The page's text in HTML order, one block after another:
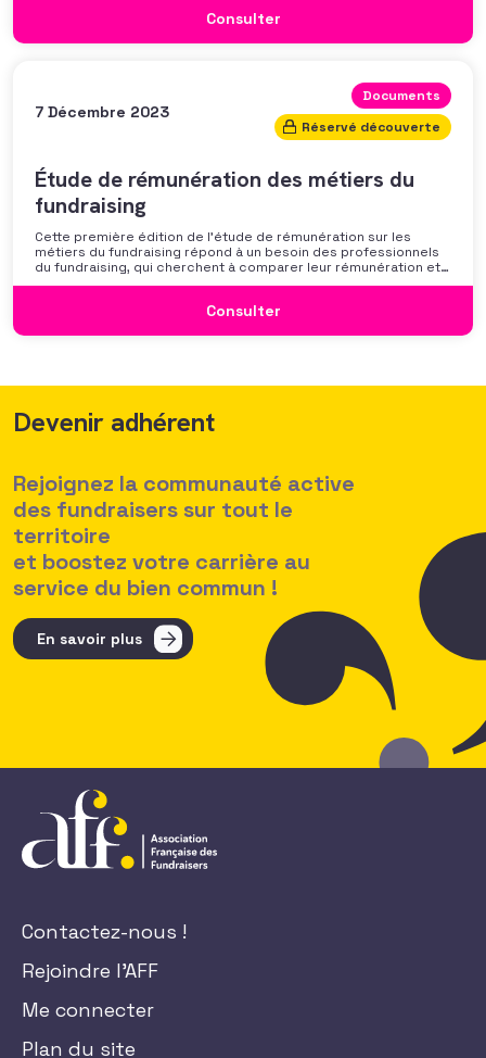
discussion autour des mécanismes
Consulter
7 Décembre 2023
Documents
Réservé découverte
Étude de rémunération des métiers du
fundraising
Cette première édition de l’étude de rémunération sur les
métiers du fundraising répond à un besoin des professionnels
du fundraising, qui cherchent à comparer leur rémunération et à
se positionner. Elle répond également à une préoccupation
des politiques salariales comme un enjeu majeur,
Consulter
Devenir adhérent
Rejoignez la communauté active
des fundraisers sur tout le
territoire
et boostez votre carrière au
service du bien commun !
En savoir plus
Contactez-nous !
Rejoindre l'AFF
Me connecter
Plan du site